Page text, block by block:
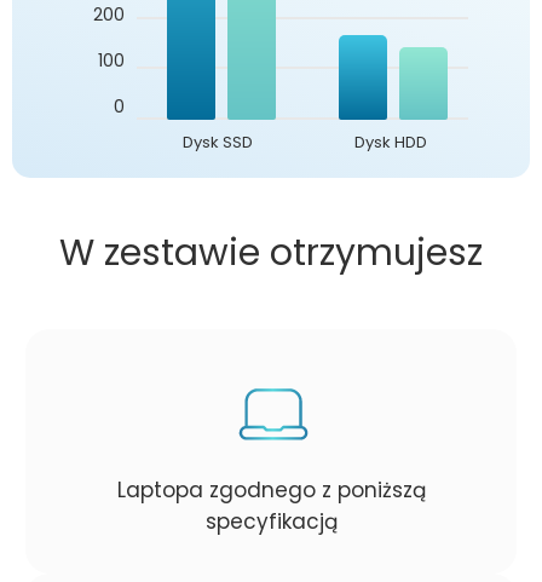
200
100
0
Dysk SSD Dysk HDD
W zestawie otrzymujesz
Laptopa zgodnego z poniższą
specyfikacją